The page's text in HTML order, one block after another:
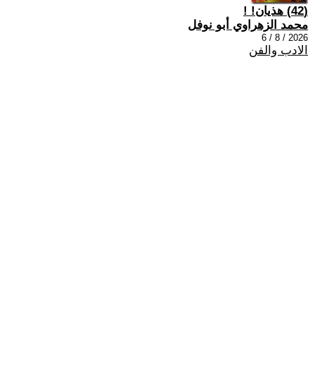
(42) هذيان! !
محمد الزهراوي أبو نوفل
2026 / 8 / 6
الادب والفن